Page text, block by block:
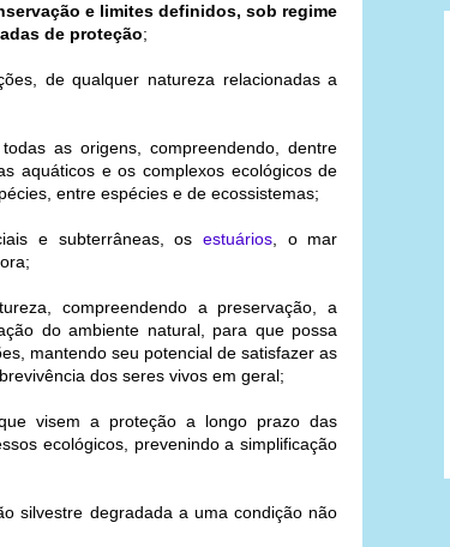
e limites definidos, sob regime
de proteção;
de qualquer natureza relacionadas a
as origens, compreendendo, dentre
aquáticos e os complexos ecológicos de
entre espécies e de ecossistemas;
e subterrâneas, osestuários , o mar
compreendendo a preservação, a
do ambiente natural, para que possa
mantendo seu potencial de satisfazer as
dos seres vivos em geral;
visem a proteção a longo prazo das
ecológicos, prevenindo a simplificação
silvestre degradada a uma condição não